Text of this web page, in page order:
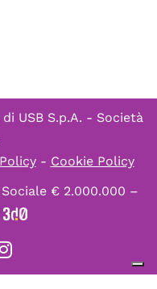
di USB S.p.A. - Società
- Cookie Policy
Sociale € 2.000.000 –